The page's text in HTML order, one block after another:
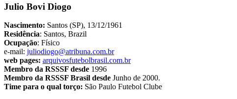
Julio Bovi Diogo
Nascimento: Santos (SP), 13/12/1961
Residência: Santos, Brazil
Ocupação: Físico
e-mail: juliodiogo@atribuna.com.br
web pages: arquivosfutebolbrasil.com.br
Membro da RSSSF desde 1996
Membro da RSSSF Brasil desde Junho de 2000.
Time para o qual torço: São Paulo Futebol Clube